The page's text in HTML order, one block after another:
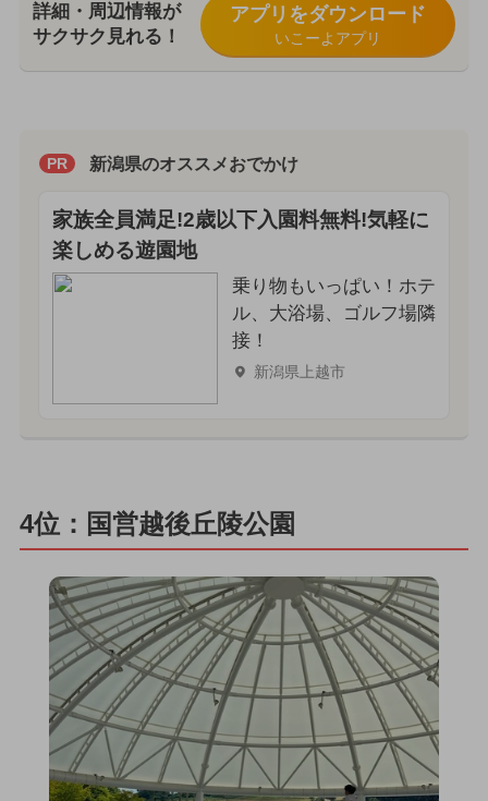
詳細・周辺情報が
サクサク見れる！
アプリをダウンロード
いこーよアプリ
PR 新潟県のオススメおでかけ
家族全員満足!2歳以下入園料無料!気軽に
楽しめる遊園地
乗り物もいっぱい！ホテ
ル、大浴場、ゴルフ場隣
接！
新潟県上越市
4位：国営越後丘陵公園